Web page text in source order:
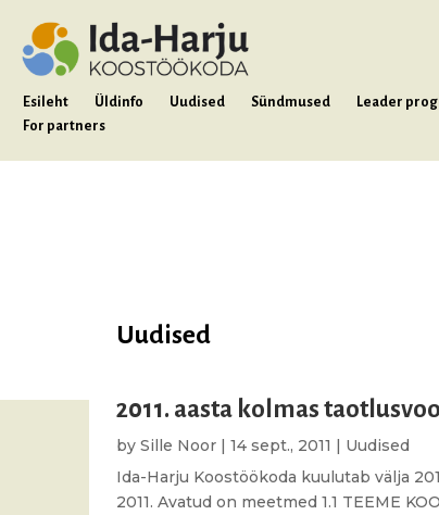
Esileht Üldinfo Uudised Sündmused Leader
For partners
Uudised
2011. aasta kolmas
by Sille Noor | 14 sept., 2011 | Uudised
Ida-Harju Koostöökoda kuulutab välja
2011. Avatud on meetmed 1.1 TEEME